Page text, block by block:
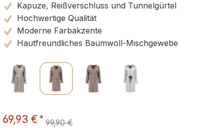
Kapuze, Reißverschluss und Tunnelgürtel
Hochwertige Qualität
Moderne Farbakzente
Hautfreundliches Baumwoll-Mischgewebe
69,93 € * 99,90 €